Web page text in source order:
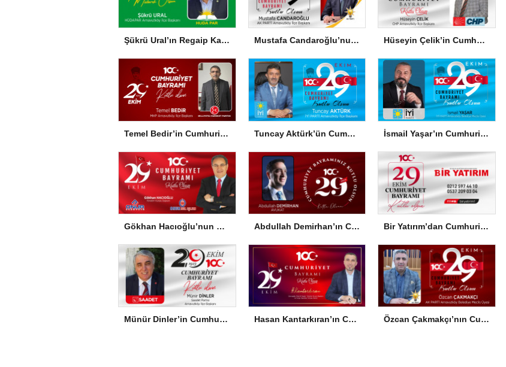
Şükrü Ural’ın Regaip Kandili Mesajı Mustafa Candaroğlu’nun Cumhuriyet Bayramı Mesajı Hüseyin Çelik’in Cumhuriyet Bayramı Mesajı
Temel Bedir’in Cumhuriyet Bayramı Mesajı Tuncay Aktürk’ün Cumhuriyet Bayramı Mesajı İsmail Yaşar’ın Cumhuriyet Bayramı Mesajı
Gökhan Hacıoğlu’nun Cumhuriyet Bayramı Mesajı Abdullah Demirhan’ın Cumhuriyet Bayramı Mesajı Bir Yatırım’dan Cumhuriyet Bayramı Mesajı
Münür Dinler’in Cumhuriyet Bayramı Mesajı Hasan Kantarkıran’ın Cumhuriyet Bayramı Mesajı Özcan Çakmakçı’nın Cumhuriyet Bayramı Mesajı